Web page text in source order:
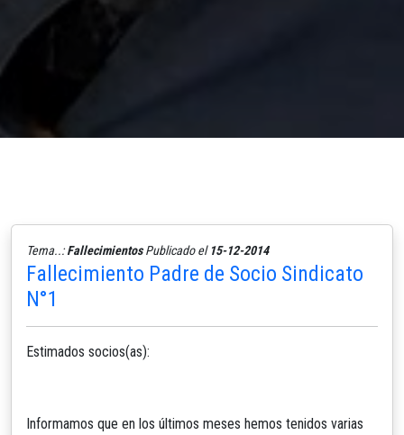
Tema..:FallecimientosPublicado el 15-12-2014
Fallecimiento Padre de Socio Sindicato
N°1
Estimados socios(as):
Informamos que en los últimos meses hemos tenidos varias